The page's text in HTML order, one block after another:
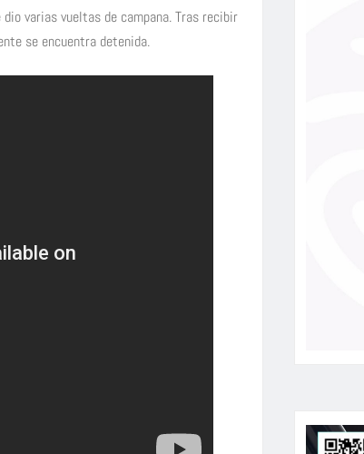
varias vueltas de campana. Tras recibir
se encuentra detenida.